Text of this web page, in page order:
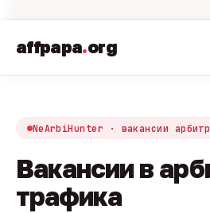
affpapa.org
NeArbiHunter · вакансии
Вакансии в
трафика